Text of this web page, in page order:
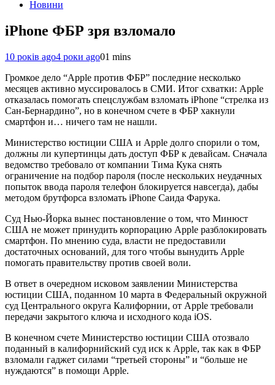
Новини
iPhone ФБР зря взломало
10 років ago4 роки ago01 mins
Громкое дело “Apple против ФБР” последние несколько
месяцев активно муссировалось в СМИ. Итог схватки: Apple
отказалась помогать спецслужбам взломать iPhone “стрелка из
Сан-Бернардино”, но в конечном счете в ФБР хакнули
смартфон и… ничего там не нашли.
Министерство юстиции США и Apple долго спорили о том,
должны ли купертинцы дать доступ ФБР к девайсам. Сначала
ведомство требовало от компании Тима Кука снять
ограничение на подбор пароля (после нескольких неудачных
попыток ввода пароля телефон блокируется навсегда), дабы
методом брутфорса взломать iPhone Саида Фарука.
Суд Нью-Йорка вынес постановление о том, что Минюст
США не может принудить корпорацию Apple разблокировать
смартфон. По мнению суда, власти не предоставили
достаточных оснований, для того чтобы вынудить Apple
помогать правительству против своей воли.
В ответ в очередном исковом заявлении Министерства
юстиции США, поданном 10 марта в Федеральный окружной
суд Центрального округа Калифорнии, от Apple требовали
передачи закрытого ключа и исходного кода iOS.
В конечном счете Министерство юстиции США отозвало
поданный в калифорнийский суд иск к Apple, так как в ФБР
взломали гаджет силами “третьей стороны” и “больше не
нуждаются” в помощи Apple.